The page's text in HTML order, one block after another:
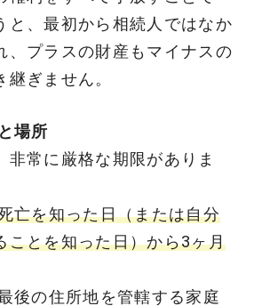
と、最初から相続人ではなか
、プラスの財産もマイナスの
ぎません。
場所
非常に厳格な期限がありま
亡を知った日（または自分
ことを知った日）から3ヶ月
後の住所地を管轄する家庭